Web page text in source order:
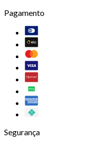
Pagamento
Segurança